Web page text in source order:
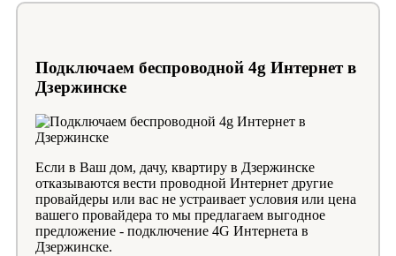
Подключаем беспроводной 4g Интернет в
Дзержинске
Если в Ваш дом, дачу, квартиру в Дзержинске
отказываются вести проводной Интернет другие
провайдеры или вас не устраивает условия или цена
вашего провайдера то мы предлагаем выгодное
предложение - подключение 4G Интернета в
Дзержинске.